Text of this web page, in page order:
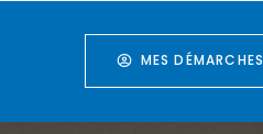
MES DÉMARCHES